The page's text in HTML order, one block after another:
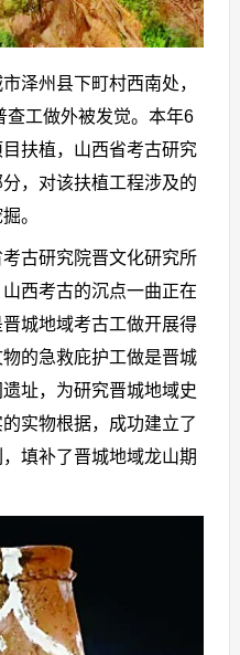
州县下町村西南处，
查工做外被发觉。本年6
扶植，山西省考古研究
，对该扶植工程涉及的
。
古研究院晋文化研究所
西考古的沉点一曲正在
城地域考古工做开展得
的急救庇护工做是晋城
址，为研究晋城地域史
实物根据，成功建立了
填补了晋城地域龙山期